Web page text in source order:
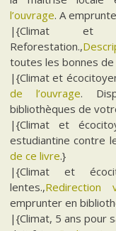
l’ouvrage. A
|{Climat et
Reforestation.,
toutes les bonnes de
|{Climat et
de l’ouvrage.
bibliothèques de
|{Climat et
estudiantine contre
de ce livre.}
|{Climat et
lentes.,
emprunter en
|{Climat, 5 ans pour